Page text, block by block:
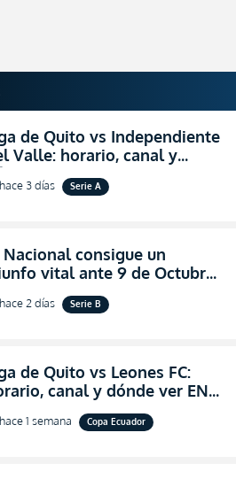
de Quito vs Independiente
Valle: horario, canal y
ver EN VIVO el
por la fecha 24 de la
hace 3 días Serie A
Nacional consigue un
vital ante 9 de Octubre
encender la fe en la
hace 2 días Serie B
de Quito vs Leones FC:
canal y dónde ver EN
los octavos de final de la
Ecuador 2026
hace 1 semana Copa Ecuador